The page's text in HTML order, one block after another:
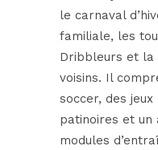
le carnaval
familiale, les
Dribbleurs et la
voisins. Il
soccer, des
patinoires et un
modules